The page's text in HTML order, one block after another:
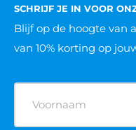
SCHRIJF JE IN VOOR
Blijf op de hoogte van
van 10% korting op
(Vereist)